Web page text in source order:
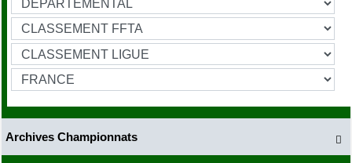

Archives Championnats